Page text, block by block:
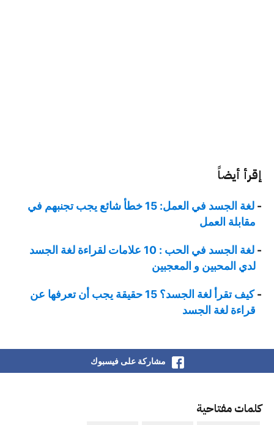
إقرأ أيضاً
لغة الجسد في العمل: 15 خطأ شائع يجب تجنبهم في
مقابلة العمل
لغة الجسد في الحب : 10 علامات لقراءة لغة الجسد
لدي المحبين و المعجبين
كيف تقرأ لغة الجسد؟ 15 حقيقة يجب أن تعرفها عن
قراءة لغة الجسد
مشاركة على فيسبوك
كلمات مفتاحية